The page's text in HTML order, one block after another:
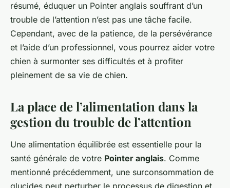
résumé, éduquer un Pointer anglais souffrant d’un
trouble de l’attention n’est pas une tâche facile.
Cependant, avec de la patience, de la persévérance
et l’aide d’un professionnel, vous pourrez aider votre
chien à surmonter ses difficultés et à profiter
pleinement de sa vie de chien.
La place de l’alimentation dans la
gestion du trouble de l’attention
Une alimentation équilibrée est essentielle pour la
santé générale de votre Pointer anglais. Comme
mentionné précédemment, une surconsommation de